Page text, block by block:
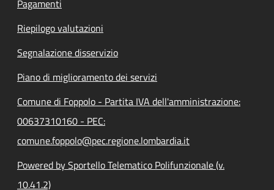
Pagamenti
Riepilogo valutazioni
Segnalazione disservizio
Piano di miglioramento dei servizi
Comune di Foppolo - Partita IVA dell'amministrazione:
00637310160 - PEC:
comune.foppolo@pec.regione.lombardia.it
Powered by Sportello Telematico Polifunzionale (v.
10.41.2)